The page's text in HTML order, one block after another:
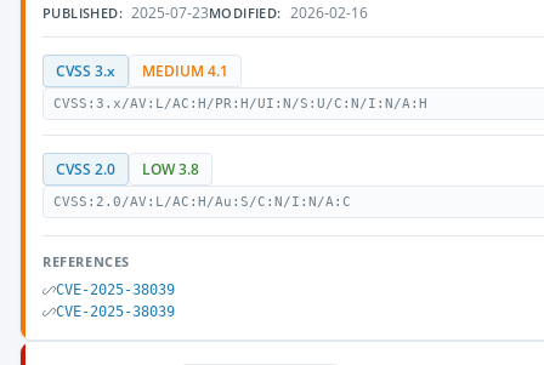
PUBLISHED: 2025-07-23MODIFIED: 2026-02-16
CVSS 3.x MEDIUM 4.1
CVSS:3.x/AV:L/AC:H/PR:H/UI:N/S:U/C:N/I:N/A:H
CVSS 2.0 LOW 3.8
CVSS:2.0/AV:L/AC:H/Au:S/C:N/I:N/A:C
REFERENCES
CVE-2025-38039
CVE-2025-38039